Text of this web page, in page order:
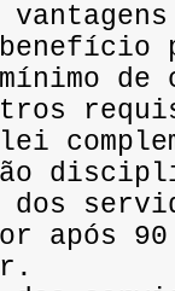
mínimo
após